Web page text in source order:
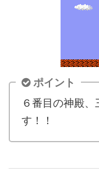
ポイント
６番目の神殿
す！！